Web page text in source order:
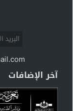
آخر الإضافات